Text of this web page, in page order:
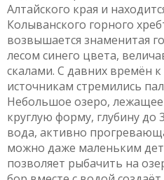
Алтайского края и
Колыванского горного
возвышается знаменитая
лесом синего цвета,
скалами. С давних времён
источникам стремились
Небольшое озеро, лежащее
круглую форму, глубину до
вода, активно
можно даже маленьким
позволяет рыбачить на